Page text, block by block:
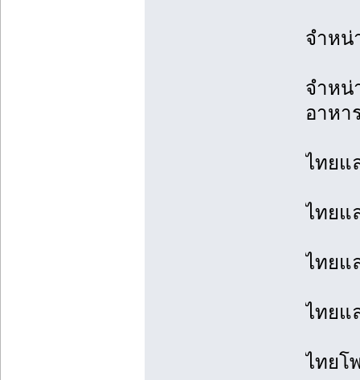
จำหน่
จำหน่
อาหา
ไทยแ
ไทยแ
ไทยแ
ไทยแ
ไทยโ